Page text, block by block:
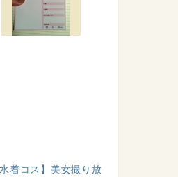
水着コス】美女撮り放